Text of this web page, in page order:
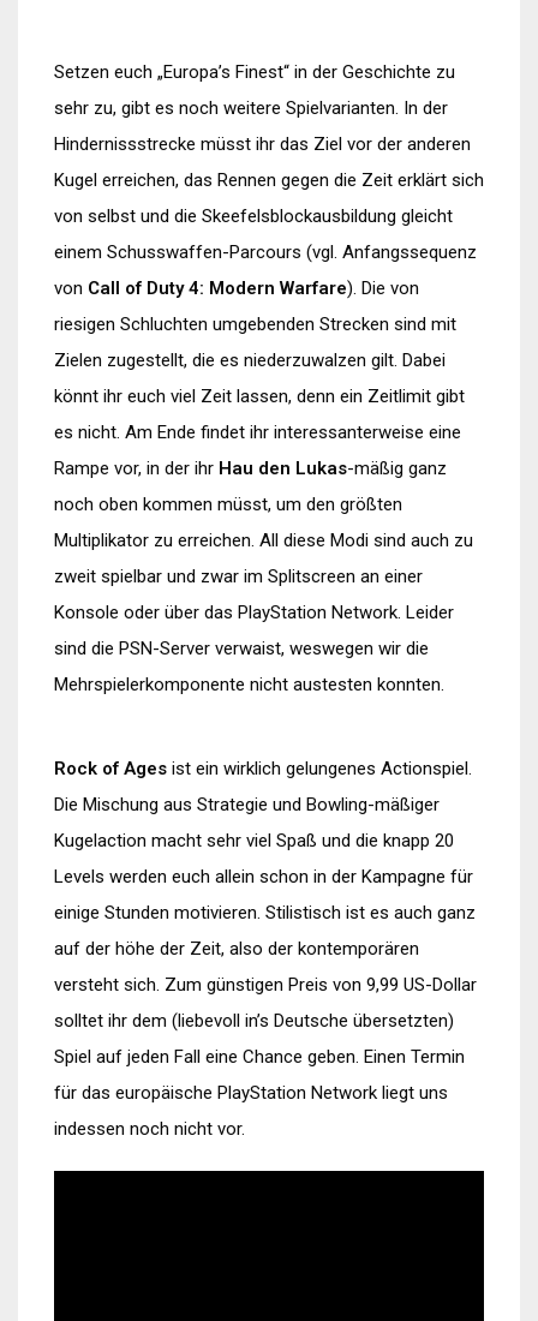
Setzen euch „Europa’s Finest“ in der Geschichte zu
sehr zu, gibt es noch weitere Spielvarianten. In der
Hindernissstrecke müsst ihr das Ziel vor der anderen
Kugel erreichen, das Rennen gegen die Zeit erklärt sich
von selbst und die Skeefelsblockausbildung gleicht
einem Schusswaffen-Parcours (vgl. Anfangssequenz
von Call of Duty 4: Modern Warfare). Die von
riesigen Schluchten umgebenden Strecken sind mit
Zielen zugestellt, die es niederzuwalzen gilt. Dabei
könnt ihr euch viel Zeit lassen, denn ein Zeitlimit gibt
es nicht. Am Ende findet ihr interessanterweise eine
Rampe vor, in der ihr Hau den Lukas-mäßig ganz
noch oben kommen müsst, um den größten
Multiplikator zu erreichen. All diese Modi sind auch zu
zweit spielbar und zwar im Splitscreen an einer
Konsole oder über das PlayStation Network. Leider
sind die PSN-Server verwaist, weswegen wir die
Mehrspielerkomponente nicht austesten konnten.
Rock of Ages ist ein wirklich gelungenes Actionspiel.
Die Mischung aus Strategie und Bowling-mäßiger
Kugelaction macht sehr viel Spaß und die knapp 20
Levels werden euch allein schon in der Kampagne für
einige Stunden motivieren. Stilistisch ist es auch ganz
auf der höhe der Zeit, also der kontemporären
versteht sich. Zum günstigen Preis von 9,99 US-Dollar
solltet ihr dem (liebevoll in’s Deutsche übersetzten)
Spiel auf jeden Fall eine Chance geben. Einen Termin
für das europäische PlayStation Network liegt uns
indessen noch nicht vor.